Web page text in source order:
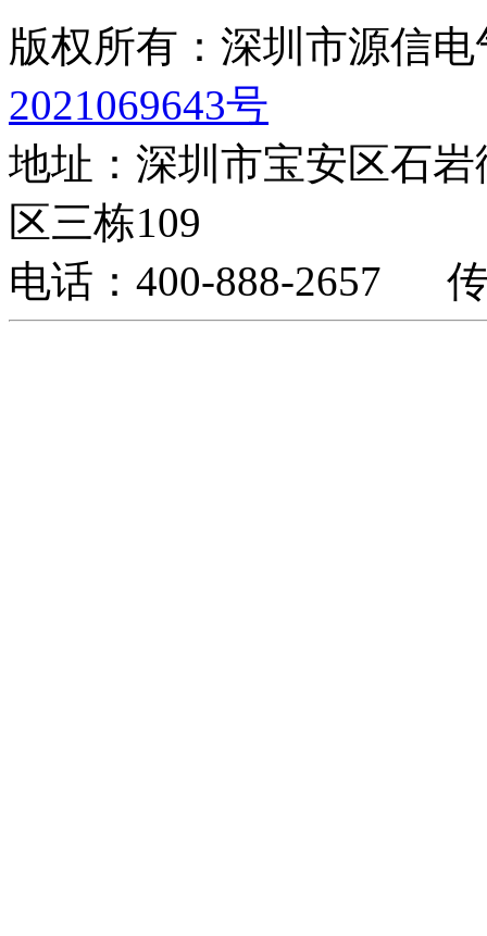
版权所有：深圳市源
2021069643号
地址：深圳市宝安区石
区三栋109
电话：400-888-2657 传